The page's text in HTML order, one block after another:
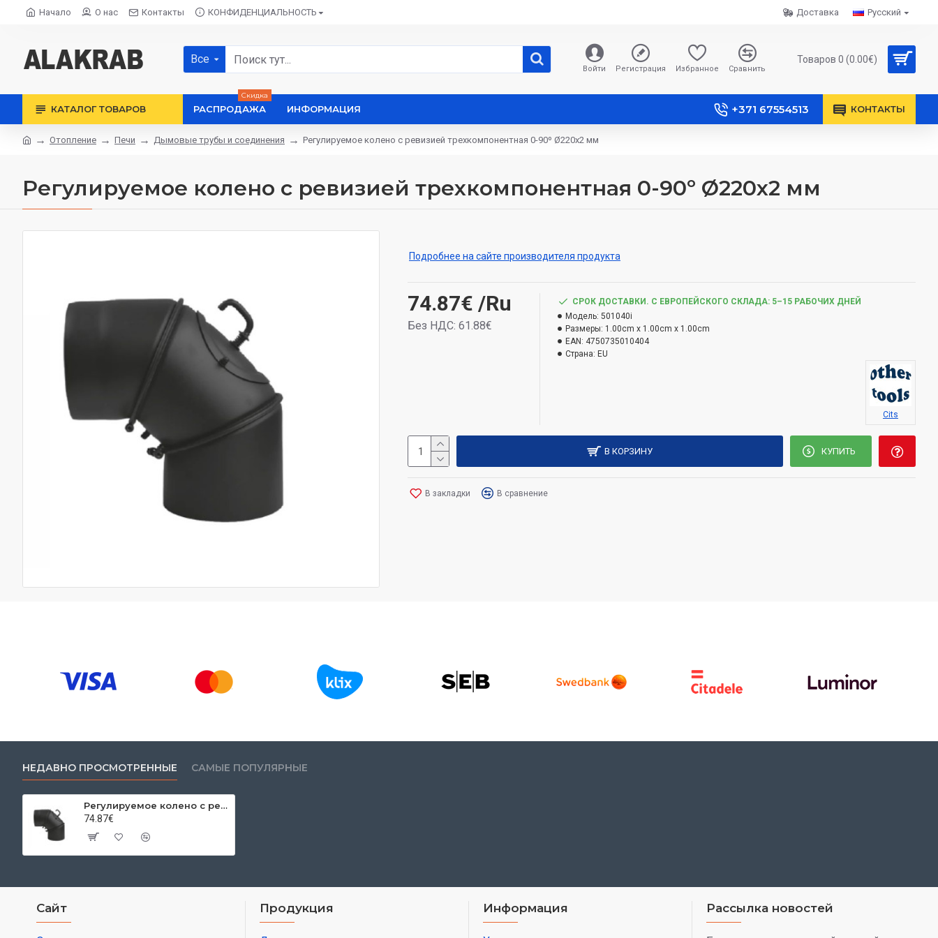
Начало О нас Контакты КОНФИДЕНЦИАЛЬНОСТЬ Русский
Доставка
Все
Войти Регистрация Избранное Сравнить
Товаров 0 (0.00€)
КАТАЛОГ ТОВАРОВ РАСПРОДАЖА
Скидка
ИНФОРМАЦИЯ +371 67554513 КОНТАКТЫ
Отопление Печи Дымовые трубы и соединения Регулируемое колено с ревизией трехкомпонентная 0-90º Ø220x2 мм
Регулируемое колено с ревизией трехкомпонентная 0-90º Ø220x2 мм
Подробнее на сайте производителя продукта
74.87€ /Ru
Без НДС: 61.88€
СРОК ДОСТАВКИ. С ЕВРОПЕЙСКОГО СКЛАДА: 5–15 РАБОЧИХ ДНЕЙ
Модель: 501040i
Размеры: 1.00cm x 1.00cm x 1.00cm
EAN: 4750735010404
Страна: EU
Cits
В КОРЗИНУ КУПИТЬ
В закладки В сравнение
НЕДАВНО ПРОСМОТРЕННЫЕ САМЫЕ ПОПУЛЯРНЫЕ
Регулируемое колено с ревизией трехкомпонентная 0-90º Ø220x2 мм
74.87€
Сайт Продукция Информация Рассылка новостей